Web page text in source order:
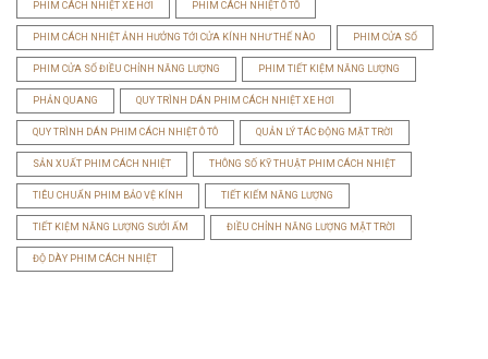
PHIM CÁCH NHIỆT XE HƠI PHIM CÁCH NHIỆT Ô TÔ
PHIM CÁCH NHIỆT ẢNH HƯỞNG TỚI CỬA KÍNH NHƯ THẾ NÀO PHIM CỬA SỔ
PHIM CỬA SỔ ĐIỀU CHỈNH NĂNG LƯỢNG PHIM TIẾT KIỆM NĂNG LƯỢNG
PHẢN QUANG QUY TRÌNH DÁN PHIM CÁCH NHIỆT XE HƠI
QUY TRÌNH DÁN PHIM CÁCH NHIỆT Ô TÔ QUẢN LÝ TÁC ĐỘNG MẶT TRỜI
SẢN XUẤT PHIM CÁCH NHIỆT THÔNG SỐ KỸ THUẬT PHIM CÁCH NHIỆT
TIÊU CHUẨN PHIM BẢO VỆ KÍNH TIẾT KIẾM NĂNG LƯỢNG
TIẾT KIỆM NĂNG LƯỢNG SƯỞI ẤM ĐIỀU CHỈNH NĂNG LƯỢNG MẶT TRỜI
ĐỘ DÀY PHIM CÁCH NHIỆT